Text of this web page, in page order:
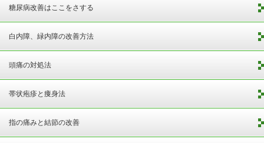
糖尿病改善はここをさする
白内障、緑内障の改善方法
頭痛の対処法
帯状疱疹と痩身法
指の痛みと結節の改善